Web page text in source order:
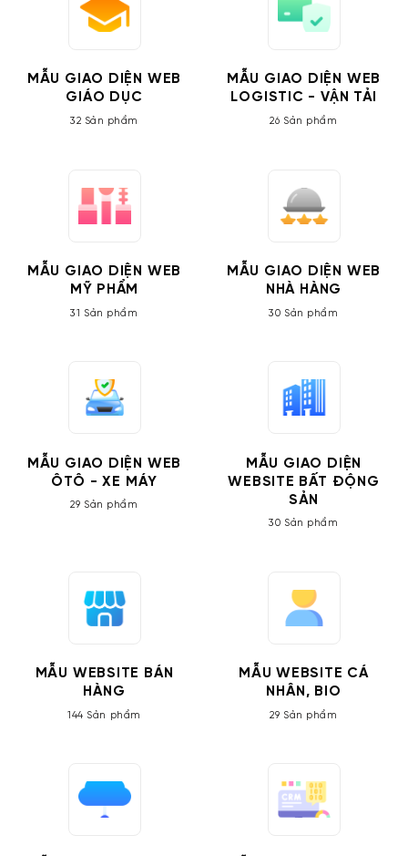
MẪU GIAO DIỆN WEB
GIÁO DỤC
32 Sản phẩm
MẪU GIAO DIỆN WEB
LOGISTIC - VẬN TẢI
26 Sản phẩm
MẪU GIAO DIỆN WEB
MỸ PHẨM
31 Sản phẩm
MẪU GIAO DIỆN WEB
NHÀ HÀNG
30 Sản phẩm
MẪU GIAO DIỆN WEB
ÔTÔ - XE MÁY
29 Sản phẩm
MẪU GIAO DIỆN
WEBSITE BẤT ĐỘNG
SẢN
30 Sản phẩm
MẪU WEBSITE BÁN
HÀNG
144 Sản phẩm
MẪU WEBSITE CÁ
NHÂN, BIO
29 Sản phẩm